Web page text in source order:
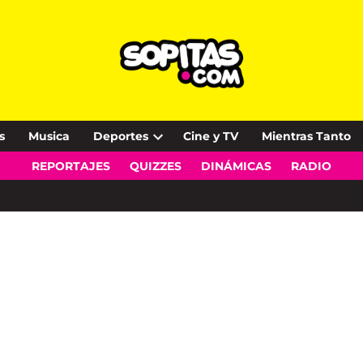
Musica Deportes
Open
dropdown
Cine y TV Mientras Tanto
REPORTAJES QUIZZES DINÁMICAS RADIO